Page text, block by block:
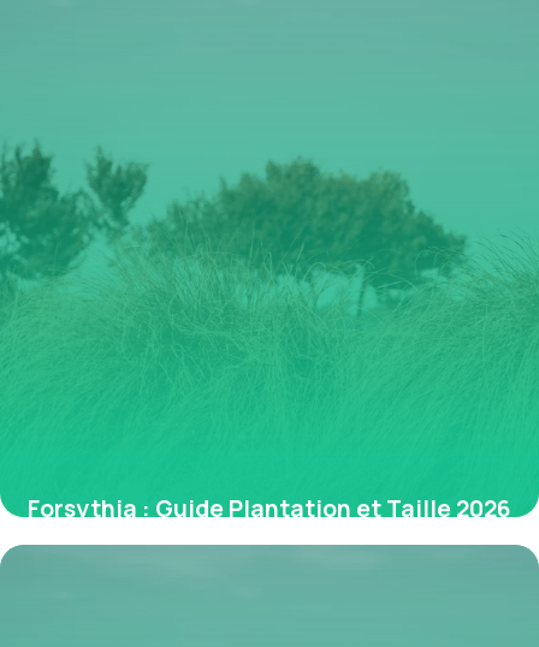
Forsythia : Guide Plantation et Taille 2026
5 juillet 2026